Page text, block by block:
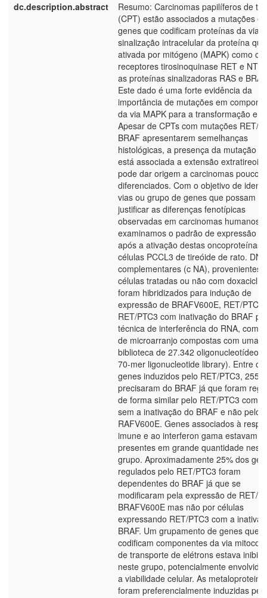
dc.description.abstract
Resumo: Carcinomas papilíferos de
(CPT) estão associados a mutações
genes que codificam proteínas da via
sinalização intracelular da proteína
ativada por mitógeno (MAPK) como os
receptores tirosinoquinase RET e
as proteínas sinalizadoras RAS e
Este dado é uma forte evidência da
importância de mutações em
da via MAPK para a transformação em
Apesar de CPTs com mutações RET/
BRAF apresentarem semelhanças
histológicas, a presença da mutação
está associada a extensão
pode dar origem a carcinomas pouco
diferenciados. Com o objetivo de
vias ou grupo de genes que possam
justificar as diferenças fenotípicas
observadas em carcinomas humanos,
examinamos o padrão de expressão
após a ativação destas oncoproteínas
células PCCL3 de tireóide de rato.
complementares (c NA), provenientes
células tratadas ou não com
foram hibridizados para indução de
expressão de BRAFV600E, RET/PTC3
RET/PTC3 com inativação do BRAF
técnica de interferência do RNA, com
de microarranjo compostas com uma
biblioteca de 27.342 oligonucleotídeos
70-mer ligonucleotide library). Entre os
genes induzidos pelo RET/PTC3, 2552
precisaram do BRAF já que foram
de forma similar pelo RET/PTC3 com
sem a inativação do BRAF e não pelo
RAFV600E. Genes associados à
imune e ao interferon gama estavam
presentes em grande quantidade neste
grupo. Aproximadamente 25% dos
regulados pelo RET/PTC3 foram
dependentes do BRAF já que se
modificaram pela expressão de RET/
BRAFV600E mas não por células
expressando RET/PTC3 com a
BRAF. Um grupamento de genes que
codificam componentes da via
de transporte de elétrons estava inibido
neste grupo, potencialmente envolvido
a viabilidade celular. As
foram preferencialmente induzidas pelo